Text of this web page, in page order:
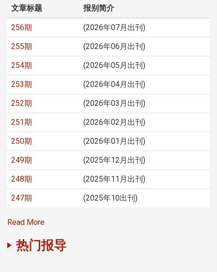
文章标题 报别简介
256期 (2026年07月出刊)
255期 (2026年06月出刊)
254期 (2026年05月出刊)
253期 (2026年04月出刊)
252期 (2026年03月出刊)
251期 (2026年02月出刊)
250期 (2026年01月出刊)
249期 (2025年12月出刊)
248期 (2025年11月出刊)
247期 (2025年10出刊)
Read More
热门报导